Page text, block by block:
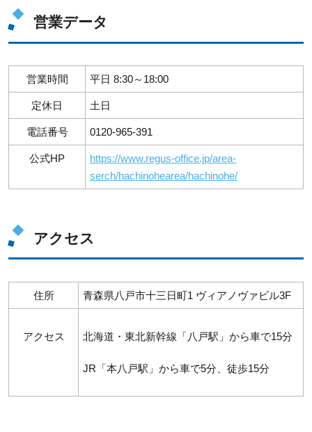
営業データ
営業時間 平日 8:30～18:00
定休日 土日
電話番号 0120-965-391
公式HP
https://www.regus-office.jp/area-
serch/hachinohearea/hachinohe/
アクセス
住所 青森県八戸市十三日町1 ヴィアノヴァビル3F
アクセス 北海道・東北新幹線「八戸駅」から車で15分
JR「本八戸駅」から車で5分、徒歩15分